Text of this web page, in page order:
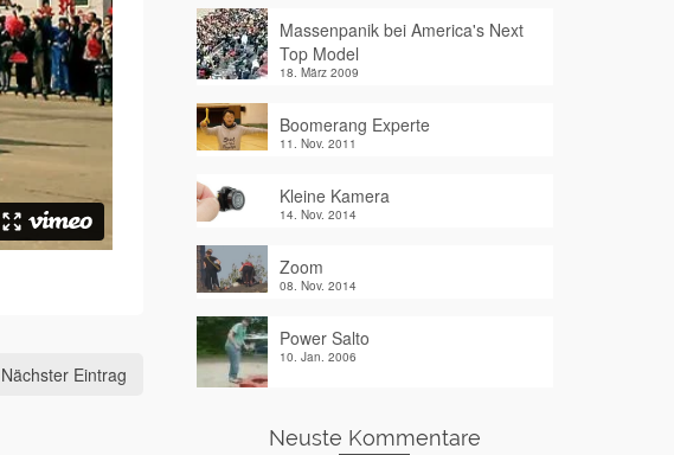
Nächster Eintrag
Massenpanik bei America's Next
Top Model
18. März 2009
Boomerang Experte
11. Nov. 2011
Kleine Kamera
14. Nov. 2014
Zoom
08. Nov. 2014
Power Salto
10. Jan. 2006
Neuste Kommentare